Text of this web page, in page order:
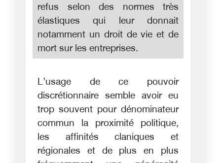
refus selon des normes très
élastiques qui leur donnait
notamment un droit de vie et de
mort sur les entreprises.
L’usage de ce pouvoir
discrétionnaire semble avoir eu
trop souvent pour dénominateur
commun la proximité politique,
les affinités claniques et
régionales et de plus en plus